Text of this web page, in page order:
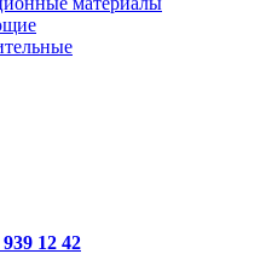
12 42